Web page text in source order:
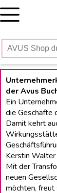
Skip
to
der Avus
Ein
die Geschäfte
Damit kehrt
Kerstin Walter
Mit der
neuen
möchten, freut